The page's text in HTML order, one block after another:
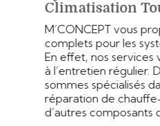
Climatisation
M’CONCEPT vous
complets pour les
En effet, nos services
à l’entretien régulier.
sommes spécialisés
réparation de
d’autres composants